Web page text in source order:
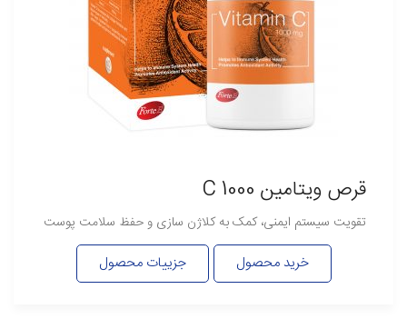
قرص ویتامین C 1000
تقویت سیستم ایمنی، کمک به کلاژن سازی و حفظ سلامت پوست
خرید محصول جزییات محصول